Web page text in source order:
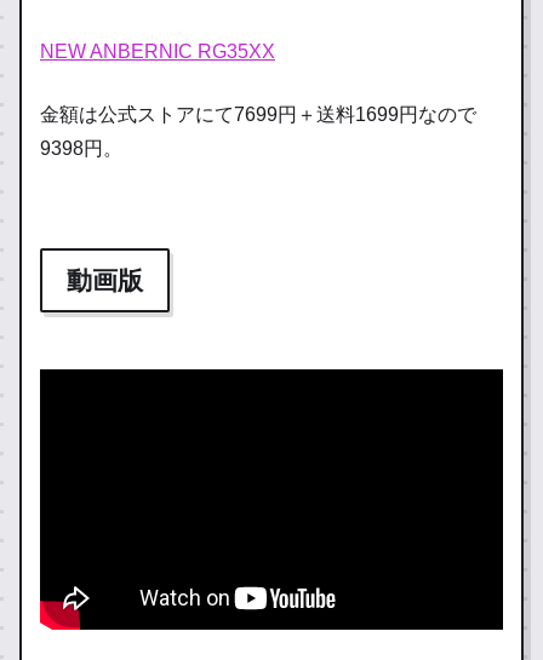
NEW ANBERNIC RG35XX
金額は公式ストアにて7699円＋送料1699円なので
9398円。
動画版